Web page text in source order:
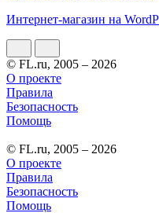
Интернет-магазин на
© FL.ru, 2005 – 2026
О проекте
Правила
Безопасность
Помощь
© FL.ru, 2005 – 2026
О проекте
Правила
Безопасность
Помощь